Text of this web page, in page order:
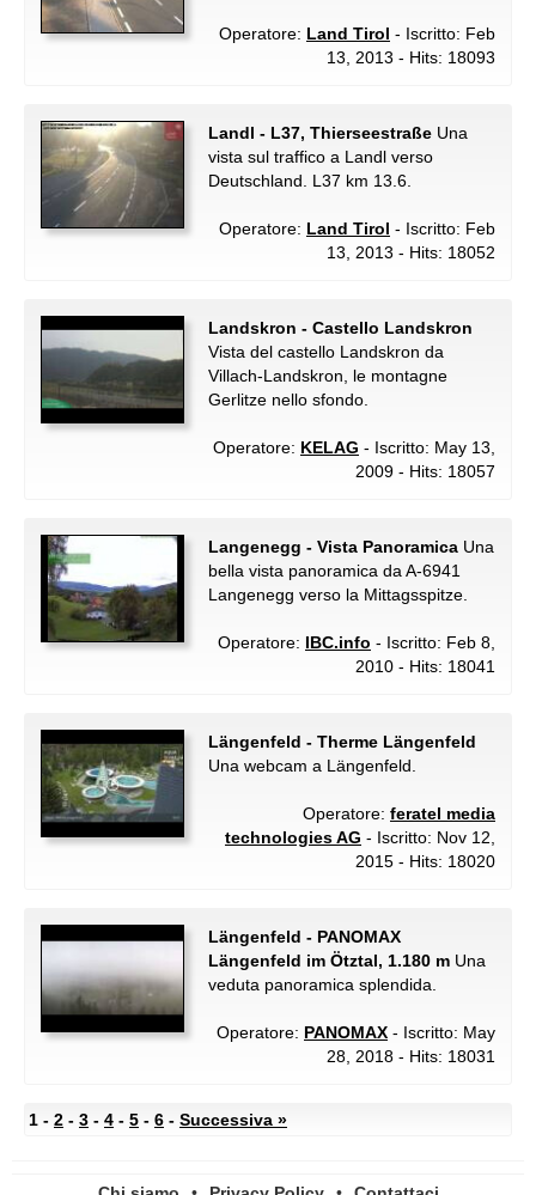
Operatore: Land Tirol - Iscritto: Feb
13, 2013 - Hits: 18093
Landl - L37, Thierseestraße Una
vista sul traffico a Landl verso
Deutschland. L37 km 13.6.
Operatore: Land Tirol - Iscritto: Feb
13, 2013 - Hits: 18052
Landskron - Castello Landskron
Vista del castello Landskron da
Villach-Landskron, le montagne
Gerlitze nello sfondo.
Operatore: KELAG - Iscritto: May 13,
2009 - Hits: 18057
Langenegg - Vista Panoramica Una
bella vista panoramica da A-6941
Langenegg verso la Mittagsspitze.
Operatore: IBC.info - Iscritto: Feb 8,
2010 - Hits: 18041
Längenfeld - Therme Längenfeld
Una webcam a Längenfeld.
Operatore: feratel media
technologies AG - Iscritto: Nov 12,
2015 - Hits: 18020
Längenfeld - PANOMAX
Längenfeld im Ötztal, 1.180 m Una
veduta panoramica splendida.
Operatore: PANOMAX - Iscritto: May
28, 2018 - Hits: 18031
1 - 2 - 3 - 4 - 5 - 6 - Successiva »